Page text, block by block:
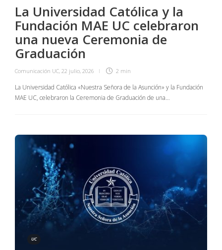
La Universidad Católica y la
Fundación MAE UC celebraron
una nueva Ceremonia de
Graduación
Comunicación UC, 22 julio, 2026 2 min
La Universidad Católica «Nuestra Señora de la Asunción» y la Fundación
MAE UC, celebraron la Ceremonia de Graduación de una…
UC